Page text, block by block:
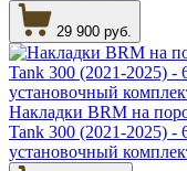
29 900 руб.
Накладки BRM на
Tank 300 (2021-2025)
установочный